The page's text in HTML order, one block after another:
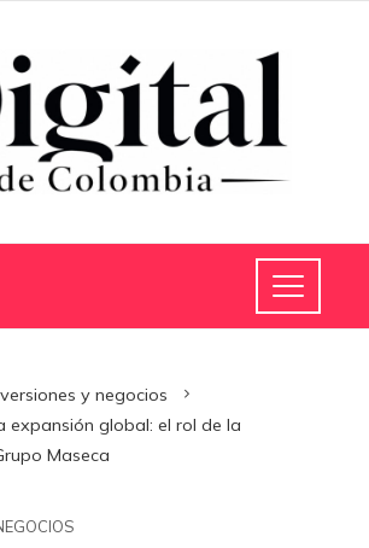
y negocios
expansión global: el rol de la
Maseca